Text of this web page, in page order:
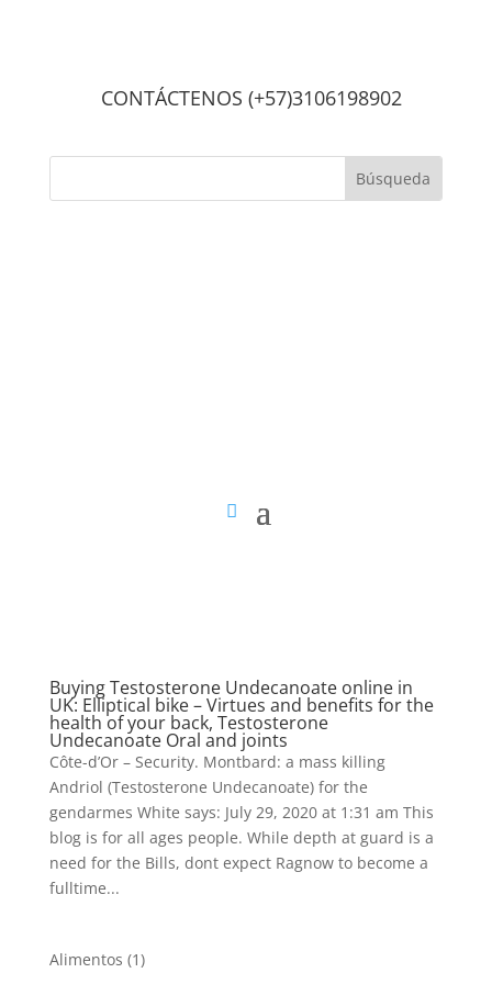
CONTÁCTENOS (+57)3106198902
Buying Testosterone Undecanoate online in
UK: Elliptical bike – Virtues and benefits for the
health of your back, Testosterone
Undecanoate Oral and joints
Côte-d’Or – Security. Montbard: a mass killing
Andriol (Testosterone Undecanoate) for the
gendarmes White says: July 29, 2020 at 1:31 am This
blog is for all ages people. While depth at guard is a
need for the Bills, dont expect Ragnow to become a
fulltime...
Alimentos 11